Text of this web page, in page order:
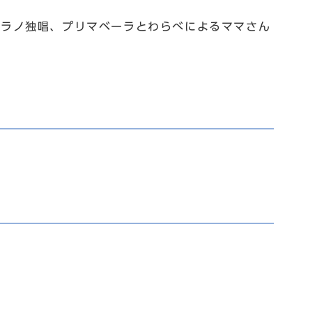
ノ独唱、プリマベーラとわらべによるママさん